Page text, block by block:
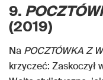
9.
(2019)
Na POCZTÓWKA Z
krzyczeć: Zaskoczył